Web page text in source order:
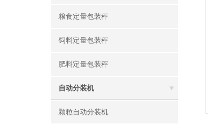
粮食定量包装秤
饲料定量包装秤
肥料定量包装秤
自动分装机
颗粒自动分装机